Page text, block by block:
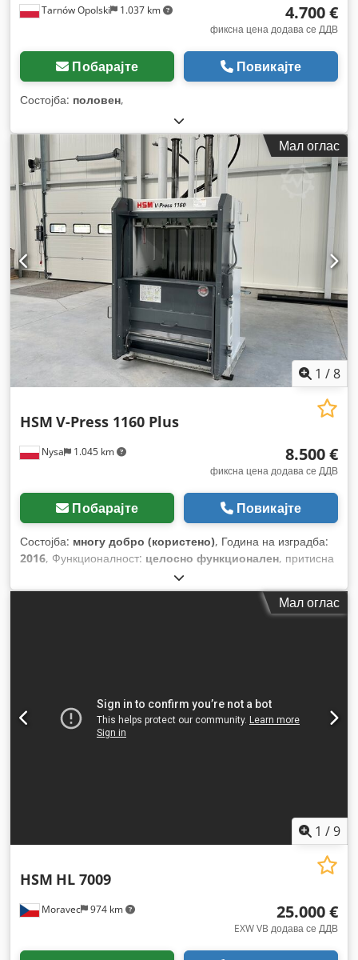
Tarnów Opolski 1.037 km 4.700 €
фиксна цена додава се ДДВ
Побарајте Повикајте
Состојба: половен,
Мал оглас
1 /8
Nysa 1.045 km
HSM V-Press 1160 Plus
8.500 €
фиксна цена додава се ДДВ
Побарајте Повикајте
Состојба: многу добро (користено), Година на изградба:
2016, Функционалност: целосно функционален, притисна
550 кг
/ прирачник,
Мал оглас
1 /9
Moravec 974 km
HSM HL 7009
25.000 €
EXW VB додава се ДДВ